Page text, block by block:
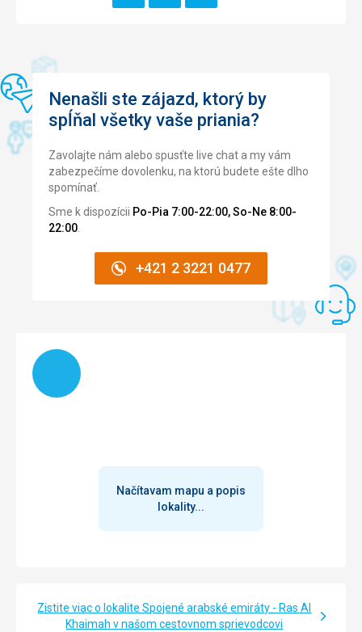
Cena
Pláž
Super priamo pri hotely aj ked bez vln. Hotel sa nachadza
na plazi
Strava
Vsetko ok
Ubytovanie
Bohuzial bez priplatku dohoda nebola mozna. Preto sme
museli doplacat 170 $ na mieste za vacsiu izbu s 2
Nenašli ste zájazd, ktorý by
spĺňal všetky vaše priania?
Zavolajte nám alebo spusťte live chat a my vám
zabezpečíme dovolenku, na ktorú budete ešte dlho
spomínať.
Sme k dispozícii Po-Pia 7:00-22:00, So-Ne 8:00-
22:00.
+421 2 3221 0477
Načítam
Načítavam mapu a popis
lokality...
Zistite viac o lokalite Spojené arabské emiráty - Ras Al
Khaimah v našom cestovnom sprievodcovi